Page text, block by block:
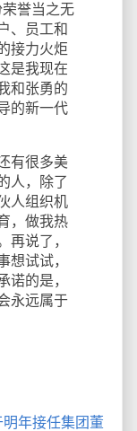
誉当之无
、员工和
接力火炬
是我现在
和张勇的
的新一代
有很多美
人，除了
人组织机
，做我热
再说了，
想试试，
诺的是，
永远属于
年接任集团董